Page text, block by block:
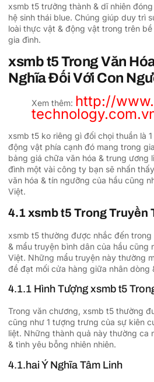
xsmb t5 trưởng thành & dĩ nhiên
hệ sinh thái blue. Chúng giúp duy trì
loài thực vật & động vật trong trên
gia đình.
xsmb t5 Trong Văn
Nghĩa Đối Với Con
Xem thêm: http://
xsmb t5 ko riêng gì đối chọi thuần là
động vật phía cạnh đó mang trong
bảng giá chữa văn hóa & trung ương
đình một vài công ty bạn sẽ nhấn
văn hóa & tín ngưỡng của hầu cũng
Việt.
4.1 xsmb t5 Trong Truyền
xsmb t5 thường được nhắc đến
& mẩu truyện bình dân của hầu cũng
Việt. Những mẩu truyện này thường
đề đạt mối cửa hàng giữa nhân dòng
4.1.1 Hình Tượng xsmb t5
Trong văn chương, xsmb t5 thường
cũng như 1 tượng trưng của sự kiên
liệt. Những thành quả này thường ca
& tình yêu bỗng nhiên nhiên.
4.1.hai Ý Nghĩa Tâm Linh